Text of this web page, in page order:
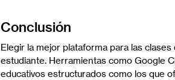
Conclusión
Elegir la mejor plataforma para las
estudiante. Herramientas como Google
educativos estructurados como los que